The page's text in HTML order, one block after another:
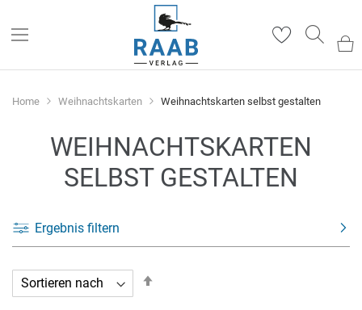
Home Weihnachtskarten Weihnachtskarten selbst gestalten
WEIHNACHTSKARTEN
SELBST GESTALTEN
Ergebnis filtern